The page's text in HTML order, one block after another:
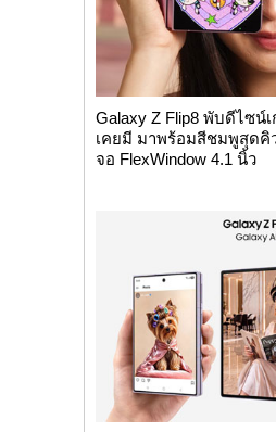
Galaxy Z Flip8 พับดีไซน์
เคยมี มาพร้อมสีชมพูสุดคิ
จอ FlexWindow 4.1 นิ้ว